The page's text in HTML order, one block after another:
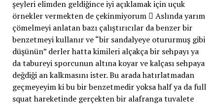
şeyleri elimden geldiğince iyi açıklamak için uçuk
örnekler vermekten de çekinmiyorum  Aslında yarım
çömelmeyi anlatan bazı çalıştırıcılar da benzer bir
benzetmeyi kullanır ve “bir sandalyeye otururmuş gibi
düşünün” derler hatta kimileri alçakça bir sehpayı ya
da tabureyi sporcunun altına koyar ve kalçası sehpaya
değdiği an kalkmasını ister. Bu arada hatırlatmadan
geçmeyeyim ki bu bir benzetmedir yoksa half ya da full
squat hareketinde gerçekten bir alafranga tuvalete